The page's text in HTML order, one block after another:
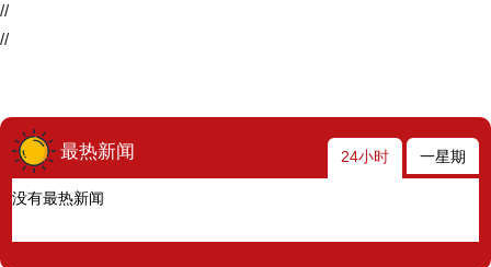
//
//
最热新闻 24小时 一星期
没有最热新闻